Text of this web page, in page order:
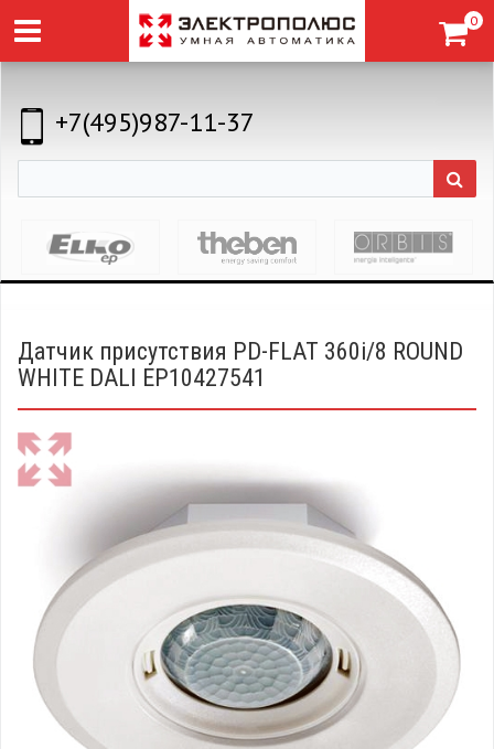
0
+7(495)987-11-37
Датчик присутствия PD-FLAT 360i/8 ROUND
WHITE DALI EP10427541